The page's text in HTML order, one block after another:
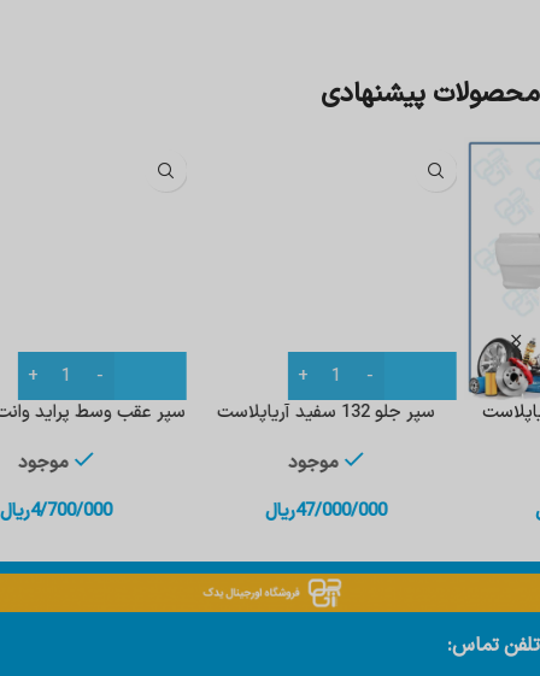
محصولات پیشنهادی
سپر جلو 132 سفید آریاپلاست
47/000/000ریال
سپر عقب وسط پراید وانت 151 HIC
4/700/000ریال
تلفن تماس: